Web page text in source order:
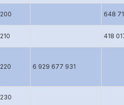
200 648
210 418
220 6 929 677 931
230